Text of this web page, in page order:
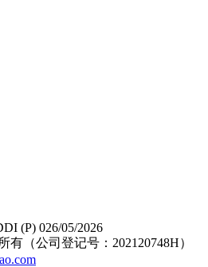
(P) 026/05/2026
（公司登记号：202120748H）